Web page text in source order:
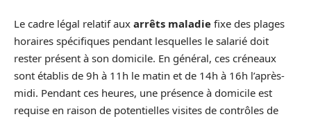
Le cadre légal relatif aux arrêts maladie fixe des plages
horaires spécifiques pendant lesquelles le salarié doit
rester présent à son domicile. En général, ces créneaux
sont établis de 9h à 11h le matin et de 14h à 16h l’après-
midi. Pendant ces heures, une présence à domicile est
requise en raison de potentielles visites de contrôles de